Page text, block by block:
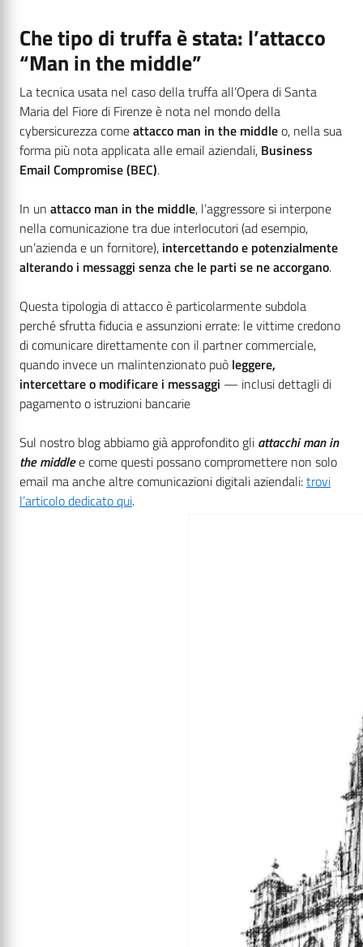
Che tipo di truffa è stata: l’attacco
“Man in the middle”
La tecnica usata nel caso della truffa all’Opera di Santa
Maria del Fiore di Firenze è nota nel mondo della
cybersicurezza comeattacco man in the middleo, nella sua
forma più nota applicata alle email aziendali, Business
Email Compromise (BEC).
In un attacco man in the middle, l’aggressore si interpone
nella comunicazione tra due interlocutori (ad esempio,
un’azienda e un fornitore), intercettando e potenzialmente
alterando i messaggi senza che le parti se ne accorgano.
Questa tipologia di attacco è particolarmente subdola
perché sfrutta fiducia e assunzioni errate: le vittime credono
di comunicare direttamente con il partner commerciale,
quando invece un malintenzionato può leggere,
intercettare o modificare i messaggi — inclusi dettagli di
pagamento o istruzioni bancarie
Sul nostro blog abbiamo già approfondito gli attacchi man in
the middlee come questi possano compromettere non solo
email ma anche altre comunicazioni digitali aziendali:trovi
l’articolo dedicato qui.